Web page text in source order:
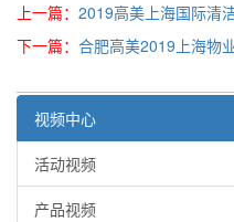
上一篇： 2019高美上海国际清
下一篇： 合肥高美2019上海物
视频中心
活动视频
产品视频